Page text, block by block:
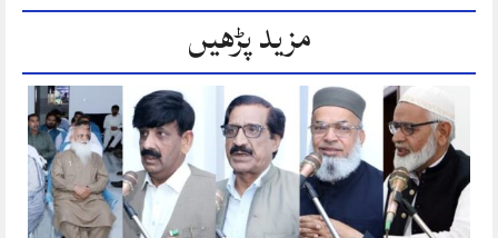
مزید پڑھیں